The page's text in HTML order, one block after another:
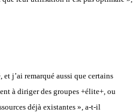
j’ai remarqué aussi que certains
à diriger des groupes +élite+, ou
déjà existantes », a-t-il